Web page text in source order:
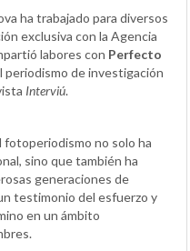
ha trabajado para diversos
exclusiva con la Agencia
labores con Perfecto
periodismo de investigación
Interviú.
fotoperiodismo no solo ha
sino que también ha
generaciones de
testimonio del esfuerzo y
en un ámbito